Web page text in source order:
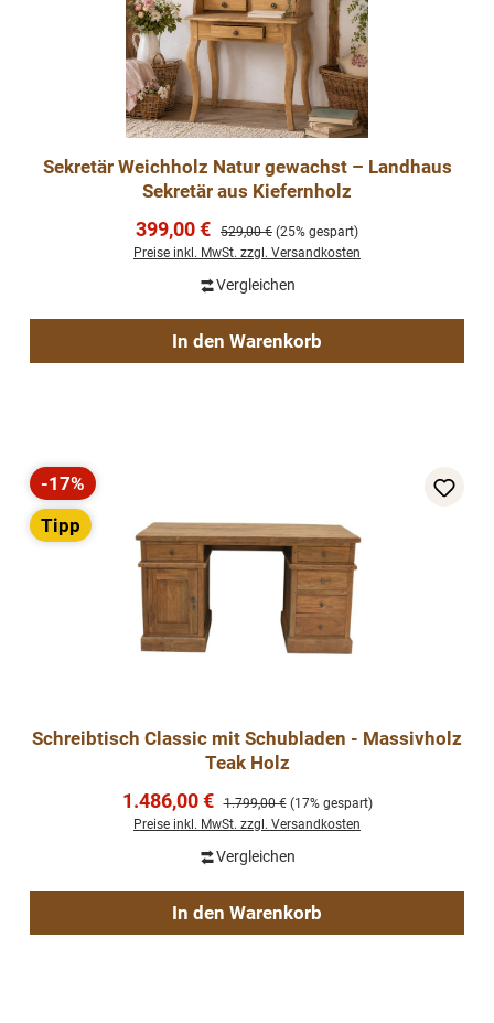
Sekretär Weichholz Natur gewachst – Landhaus
Sekretär aus Kiefernholz
Verkaufspreis:
399,00 € Regulärer Preis:
529,00 € (25% gespart)
Preise inkl. MwSt. zzgl. Versandkosten
Vergleichen
In den Warenkorb
Rabatt
-17%
Tipp
Schreibtisch Classic mit Schubladen - Massivholz
Teak Holz
Verkaufspreis:
1.486,00 € Regulärer Preis:
1.799,00 € (17% gespart)
Preise inkl. MwSt. zzgl. Versandkosten
Vergleichen
In den Warenkorb